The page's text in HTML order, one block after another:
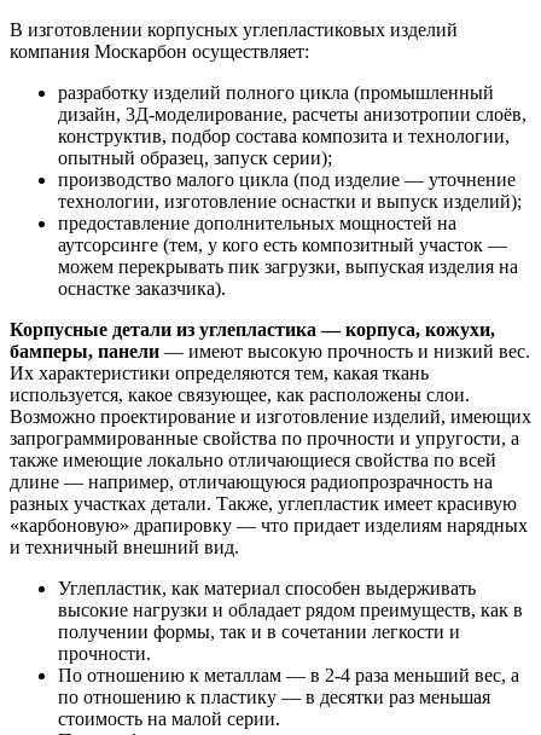
В изготовлении корпусных углепластиковых изделий
компания Москарбон осуществляет:
разработку изделий полного цикла (промышленный
дизайн, 3Д-моделирование, расчеты анизотропии слоёв,
конструктив, подбор состава композита и технологии,
опытный образец, запуск серии);
производство малого цикла (под изделие — уточнение
технологии, изготовление оснастки и выпуск изделий);
предоставление дополнительных мощностей на
аутсорсинге (тем, у кого есть композитный участок —
можем перекрывать пик загрузки, выпуская изделия на
оснастке заказчика).
Корпусные детали из углепластика — корпуса, кожухи,
бамперы, панели — имеют высокую прочность и низкий вес.
Их характеристики определяются тем, какая ткань
используется, какое связующее, как расположены слои.
Возможно проектирование и изготовление изделий, имеющих
запрограммированные свойства по прочности и упругости, а
также имеющие локально отличающиеся свойства по всей
длине — например, отличающуюся радиопрозрачность на
разных участках детали. Также, углепластик имеет красивую
«карбоновую» драпировку — что придает изделиям нарядных
и техничный внешний вид.
Углепластик, как материал способен выдерживать
высокие нагрузки и обладает рядом преимуществ, как в
получении формы, так и в сочетании легкости и
прочности.
По отношению к металлам — в 2-4 раза меньший вес, а
по отношению к пластику — в десятки раз меньшая
стоимость на малой серии.